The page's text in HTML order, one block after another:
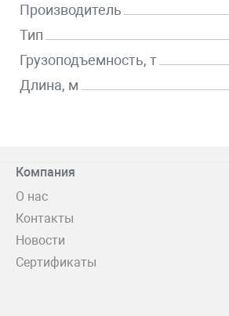
Производитель
Тип
Грузоподъемность, т
Длина, м
Компания
О нас
Контакты
Новости
Сертификаты